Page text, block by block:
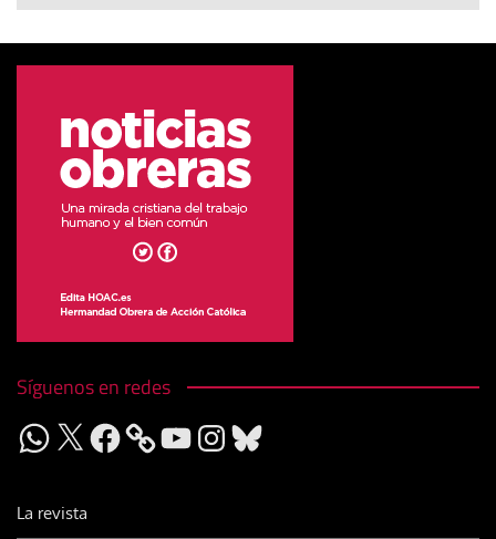
Síguenos en redes
WhatsApp
X Facebook YouTubeInstagram
Bluesky
La revista